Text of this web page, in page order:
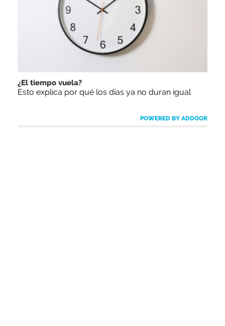
¿El tiempo vuela?
Esto explica por qué los días ya no duran igual
POWERED BY ADDOOR